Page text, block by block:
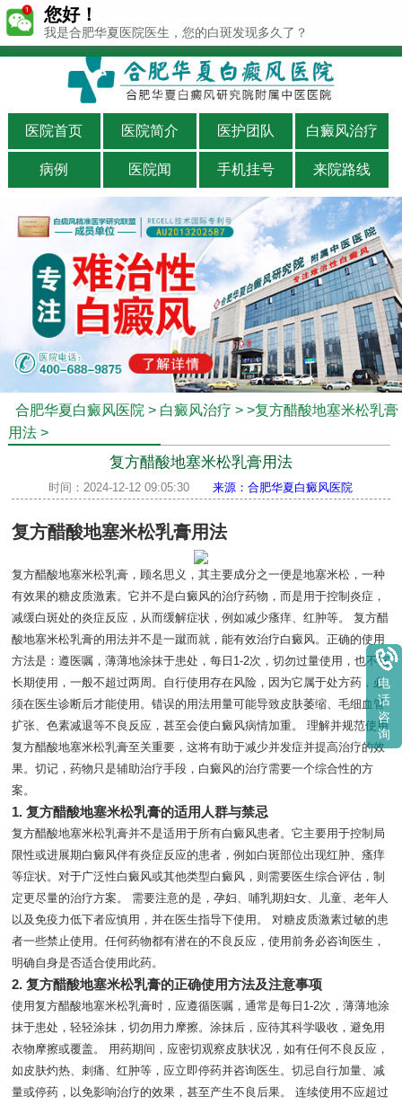
400-688-9875
医院首页 医院简介 医护团队 白癜风治疗
病例 医院闻 手机挂号 来院路线
合肥华夏白癜风医院 > 白癜风治疗 > >复方醋酸地塞米松乳膏
用法>
复方醋酸地塞米松乳膏用法
时间：2024-12-12 09:05:30来源：合肥华夏白癜风医院
复方醋酸地塞米松乳膏用法
复方醋酸地塞米松乳膏，顾名思义，其主要成分之一便是地塞米松，一种
有效果的糖皮质激素。它并不是白癜风的治疗药物，而是用于控制炎症，
减缓白斑处的炎症反应，从而缓解症状，例如减少瘙痒、红肿等。 复方醋
酸地塞米松乳膏的用法并不是一蹴而就，能有效治疗白癜风。正确的使用
方法是：遵医嘱，薄薄地涂抹于患处，每日1-2次，切勿过量使用，也不宜
长期使用，一般不超过两周。自行使用存在风险，因为它属于处方药，必
须在医生诊断后才能使用。错误的用法用量可能导致皮肤萎缩、毛细血管
扩张、色素减退等不良反应，甚至会使白癜风病情加重。 理解并规范使用
复方醋酸地塞米松乳膏至关重要，这将有助于减少并发症并提高治疗的效
果。切记，药物只是辅助治疗手段，白癜风的治疗需要一个综合性的方
案。
1. 复方醋酸地塞米松乳膏的适用人群与禁忌
复方醋酸地塞米松乳膏并不是适用于所有白癜风患者。它主要用于控制局
限性或进展期白癜风伴有炎症反应的患者，例如白斑部位出现红肿、瘙痒
等症状。对于广泛性白癜风或其他类型白癜风，则需要医生综合评估，制
定更尽量的治疗方案。 需要注意的是，孕妇、哺乳期妇女、儿童、老年人
以及免疫力低下者应慎用，并在医生指导下使用。 对糖皮质激素过敏的患
者一些禁止使用。任何药物都有潜在的不良反应，使用前务必咨询医生，
明确自身是否适合使用此药。
2. 复方醋酸地塞米松乳膏的正确使用方法及注意事项
使用复方醋酸地塞米松乳膏时，应遵循医嘱，通常是每日1-2次，薄薄地涂
抹于患处，轻轻涂抹，切勿用力摩擦。涂抹后，应待其科学吸收，避免用
衣物摩擦或覆盖。 用药期间，应密切观察皮肤状况，如有任何不良反应，
如皮肤灼热、刺痛、红肿等，应立即停药并咨询医生。切忌自行加量、减
量或停药，以免影响治疗的效果，甚至产生不良后果。 连续使用不应超过
您好！
我是合肥华夏医院医生，您的白斑发现多久了？
电
话
咨
询